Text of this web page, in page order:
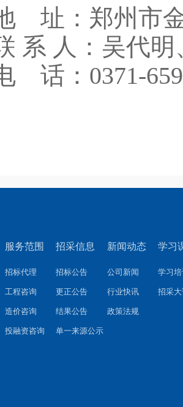
址：郑州市
系 人： 吴代明
话 ： 0371-
服务范围
招标代理
工程咨询
造价咨询
投融资咨询
招采信息
招标公告
更正公告
结果公告
单一来源公示
新闻动态
公司新闻
行业快讯
政策法规
学习
学习
招采